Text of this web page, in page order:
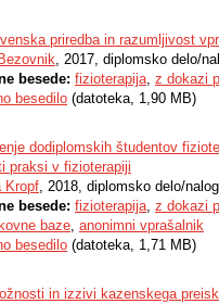
priredba in razumljivost
, 2017, diplomsko delo/
besede: fizioterapija, z dokazi
besedilo (datoteka, 1,90 MB)
dodiplomskih študentov
praksi v fizioterapiji
Kropf, 2018, diplomsko delo/
besede: fizioterapija, z dokazi
baze, anonimni vprašalnik
besedilo (datoteka, 1,71 MB)
in izzivi kazenskega